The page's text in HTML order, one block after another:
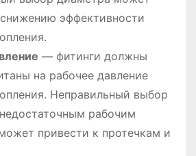
эффективности
― фитинги должны
на рабочее давление
Неправильный выбор
рабочим
привести к протечкам и